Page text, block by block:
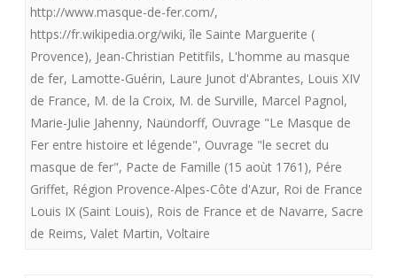
Deuxième
épisode.
(II/
II)
http://www.masque-de-fer.com/,
https://fr.wikipedia.org/wiki,île Sainte Marguerite (
Provence), Jean-Christian Petitfils, L'homme au masque
de fer, Lamotte-Guérin, Laure Junot d'Abrantes, Louis XIV
de France, M. de la Croix, M. de Surville, Marcel Pagnol,
Marie-Julie Jahenny, Naündorff, Ouvrage "Le Masque de
Fer entre histoire et légende", Ouvrage "le secret du
masque de fer", Pacte de Famille (15 aoùt 1761), Pére
Griffet, Région Provence-Alpes-Côte d'Azur, Roi de France
Louis IX (Saint Louis), Rois de France et de Navarre, Sacre
de Reims, Valet Martin, Voltaire